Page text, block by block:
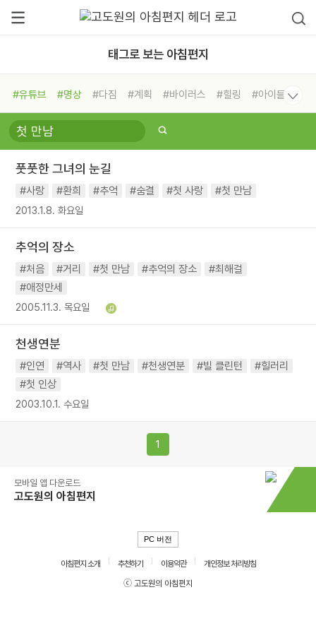
태그로 보는 아침편지
#유튜브 #명상 #다짐 #계획 #바이러스 #힐링
#아이들
#비전캠프
#독서캠프 #삶
#희망
#나눔 #친구 #링컨학교
#독서
#건강 #면역력
풋풋한 그녀의 눈길
#사랑 #환희 #추억 #숨결 #첫 사랑 #첫 만남
2013.1.8. 화요일
추억의 장소
#처음 #거리 #첫 만남 #추억의 장소
#최해걸
#애정만세
2005.11.3. 목요일
천생연분
#인연 #역사 #첫 만남 #천생연분 #빌 클린턴
#힐러리
#첫 인상
2003.10.1. 수요일
1
모바일 앱 다운로드
고도원의 아침편지
PC 버전
아침편지 소개 추천하기 이용약관
개인정보 처리방침
ⓒ 고도원의 아침편지